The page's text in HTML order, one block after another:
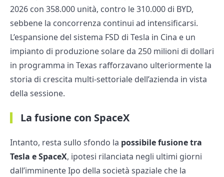
2026 con 358.000 unità, contro le 310.000 di BYD,
sebbene la concorrenza continui ad intensificarsi.
L’espansione del sistema FSD di Tesla in Cina e un
impianto di produzione solare da 250 milioni di dollari
in programma in Texas rafforzavano ulteriormente la
storia di crescita multi-settoriale dell’azienda in vista
della sessione.
La fusione con SpaceX
Intanto, resta sullo sfondo la possibile fusione tra
Tesla eSpaceX, ipotesi rilanciata negli ultimi giorni
dall’imminente Ipo della società spaziale che la